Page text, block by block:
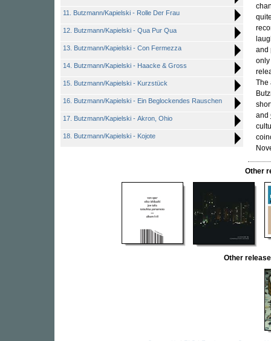
11. Butzmann/Kapielski - Rolle Der Frau
12. Butzmann/Kapielski - Qua Pur Qua
13. Butzmann/Kapielski - Con Fermezza
14. Butzmann/Kapielski - Haacke & Gross
15. Butzmann/Kapielski - Kurzstück
16. Butzmann/Kapielski - Ein Beglockendes Rauschen
17. Butzmann/Kapielski - Akron, Ohio
18. Butzmann/Kapielski - Kojote
and
only
The
and
Other
Other